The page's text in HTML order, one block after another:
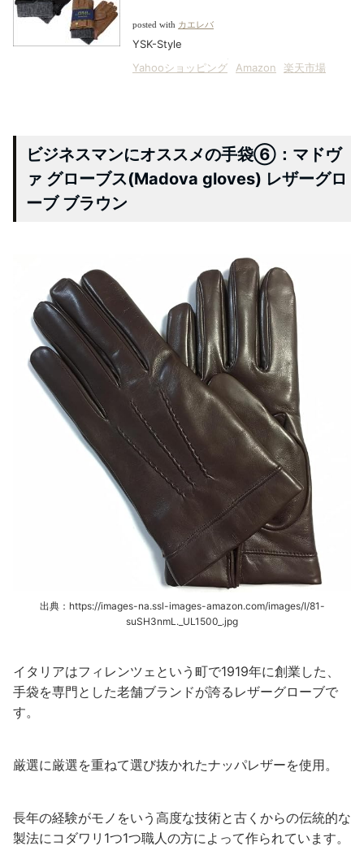
posted with カエレバ
YSK-Style
Yahooショッピング
Amazon 楽天市場
ビジネスマンにオススメの手袋⑥：マドヴ
ァ グローブス(Madova gloves) レザーグロ
ーブ ブラウン
出典：https://images-na.ssl-images-amazon.com/images/I/81-
suSH3nmL._UL1500_.jpg
イタリアはフィレンツェという町で1919年に創業した、
手袋を専門とした老舗ブランドが誇るレザーグローブで
す。
厳選に厳選を重ねて選び抜かれたナッパレザーを使用。
長年の経験がモノをいう高度な技術と古くからの伝統的な
製法にコダワリ1つ1つ職人の方によって作られています。